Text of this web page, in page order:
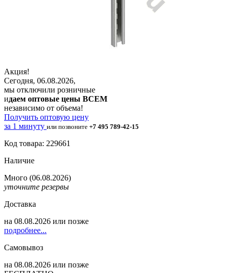
Акция!
Сегодня, 06.08.2026,
мы отключили розничные
идаем оптовые цены ВСЕМ
независимо от объема!
Получить оптовую цену
за 1 минуту или позвоните +7 495 789-42-15
Код товара: 229661
Наличие
Много (06.08.2026)
уточните резервы
Доставка
на 08.08.2026 или позже
подробнее...
Самовывоз
на 08.08.2026 или позже